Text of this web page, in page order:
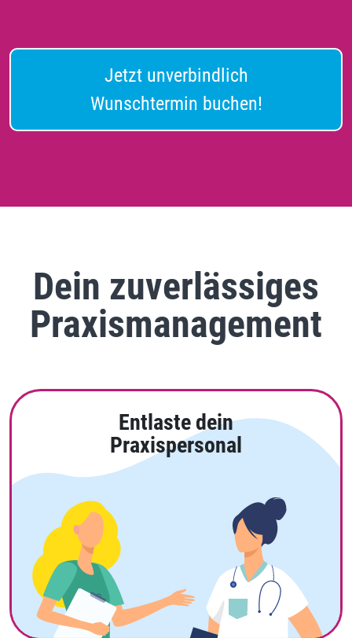
Jetzt unverbindlich
Wunschtermin buchen!
Dein zuverlässiges
Praxismanagement
Entlaste dein
Praxispersonal